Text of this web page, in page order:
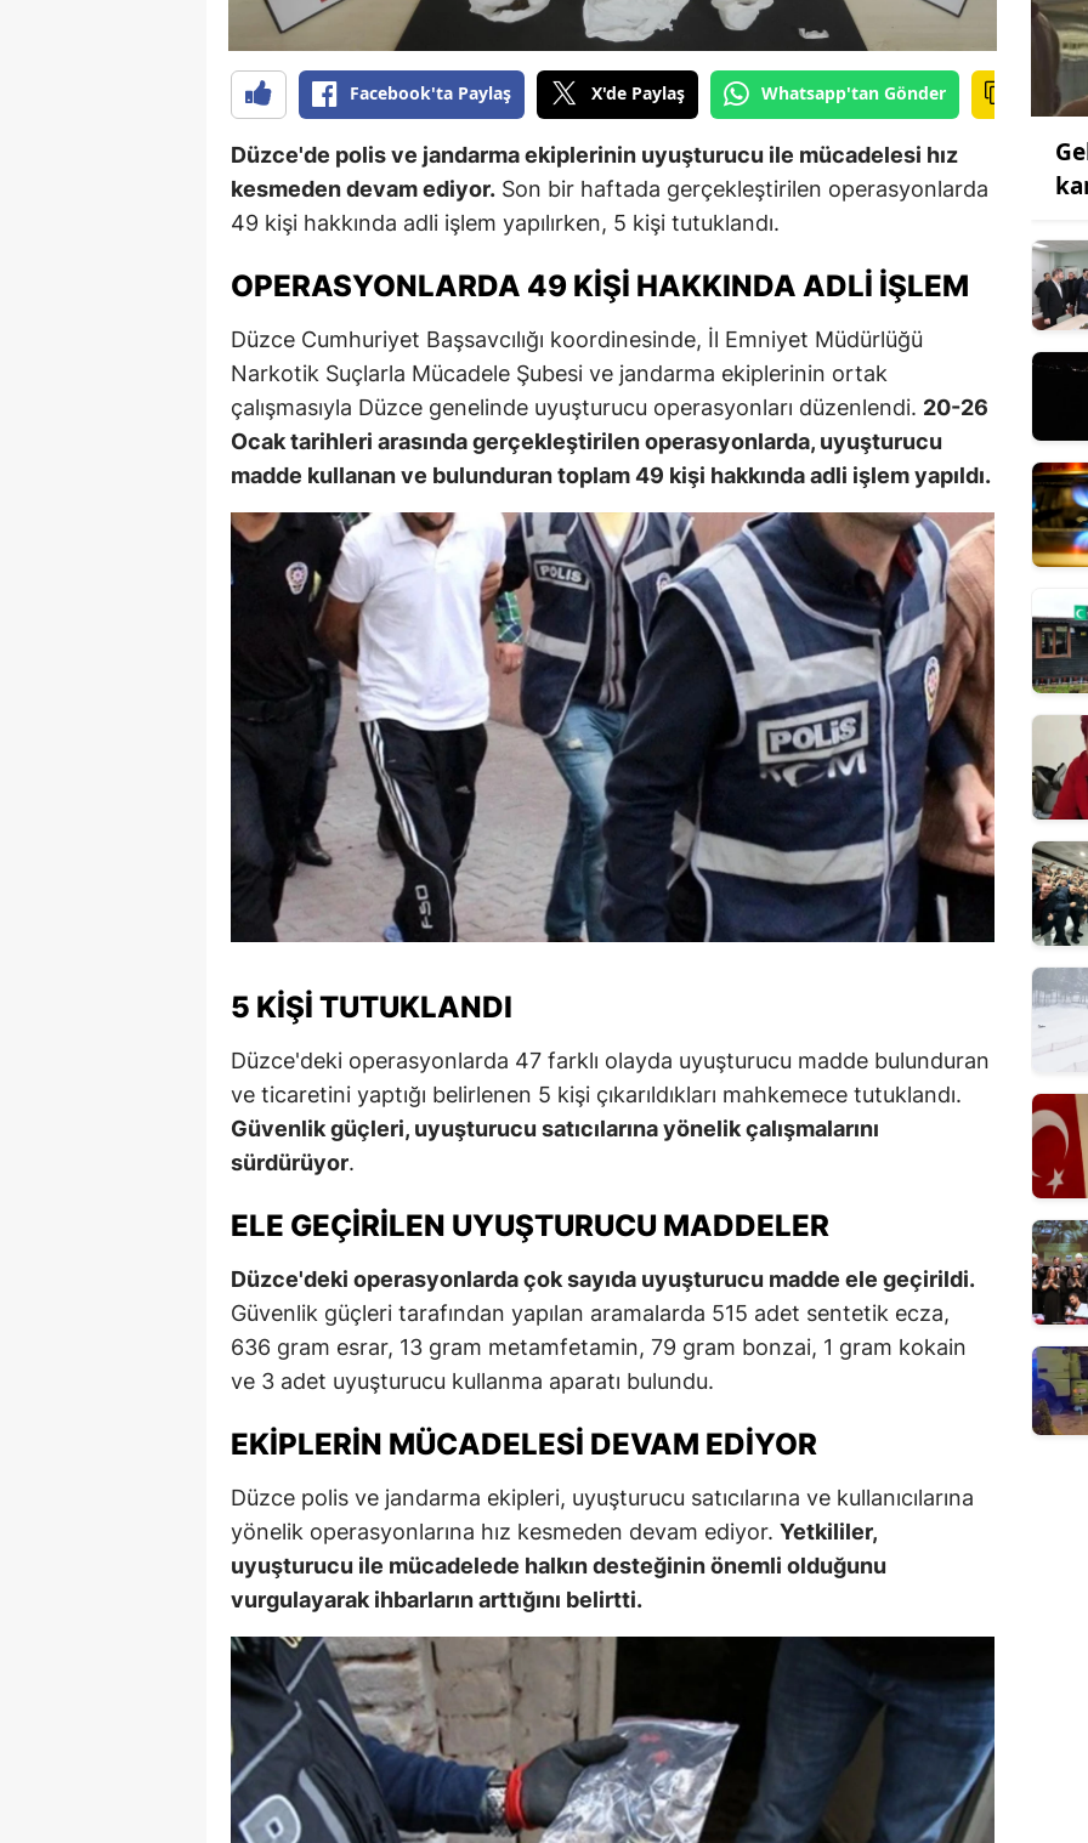
Facebook'ta Paylaş X'de Paylaş Whatsapp'tan Gönder
Düzce'de polis ve jandarma ekiplerinin uyuşturucu ile mücadelesi hız
kesmeden devam ediyor. Son bir haftada gerçekleştirilen operasyonlarda
49 kişi hakkında adli işlem yapılırken, 5 kişi tutuklandı.
OPERASYONLARDA 49 KIŞI HAKKINDA ADLI İŞLEM
Düzce Cumhuriyet Başsavcılığı koordinesinde, İl Emniyet Müdürlüğü
Narkotik Suçlarla Mücadele Şubesi ve jandarma ekiplerinin ortak
çalışmasıyla Düzce genelinde uyuşturucu operasyonları düzenlendi. 20-26
Ocak tarihleri arasında gerçekleştirilen operasyonlarda, uyuşturucu
madde kullanan ve bulunduran toplam 49 kişi hakkında adli işlem yapıldı.
5 KIŞI TUTUKLANDI
Düzce'deki operasyonlarda 47 farklı olayda uyuşturucu madde bulunduran
ve ticaretini yaptığı belirlenen 5 kişi çıkarıldıkları mahkemece tutuklandı.
Güvenlik güçleri, uyuşturucu satıcılarına yönelik çalışmalarını
sürdürüyor.
ELE GEÇIRILEN UYUŞTURUCU MADDELER
Düzce'deki operasyonlarda çok sayıda uyuşturucu madde ele geçirildi.
Güvenlik güçleri tarafından yapılan aramalarda 515 adet sentetik ecza,
636 gram esrar, 13 gram metamfetamin, 79 gram bonzai, 1 gram kokain
ve 3 adet uyuşturucu kullanma aparatı bulundu.
EKIPLERIN MÜCADELESI DEVAM EDIYOR
Düzce polis ve jandarma ekipleri, uyuşturucu satıcılarına ve kullanıcılarına
yönelik operasyonlarına hız kesmeden devam ediyor. Yetkililer,
uyuşturucu ile mücadelede halkın desteğinin önemli olduğunu
vurgulayarak ihbarların arttığını belirtti.